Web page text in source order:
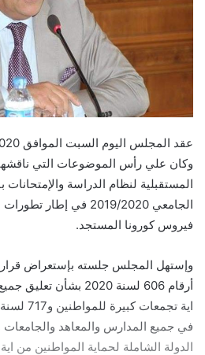
وكان علي رأس الموضوعات التي
المستقبلية لنظام الدراسة
الجامعي 2019/2020 في
فيروس كورونا المستجد.
وإستهل المجلس جلسته بإستعراض
أرقام 606 لسنة 2020
الدولة الشاملة لحماية المواطنين من